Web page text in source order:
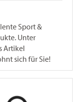
Sport &
Unter
Artikel
sich für Sie!